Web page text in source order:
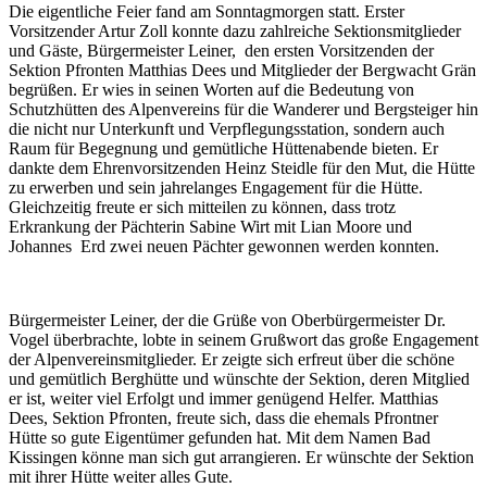
Die eigentliche Feier fand am Sonntagmorgen statt. Erster
Vorsitzender Artur Zoll konnte dazu zahlreiche Sektionsmitglieder
und Gäste, Bürgermeister Leiner, den ersten Vorsitzenden der
Sektion Pfronten Matthias Dees und Mitglieder der Bergwacht Grän
begrüßen. Er wies in seinen Worten auf die Bedeutung von
Schutzhütten des Alpenvereins für die Wanderer und Bergsteiger hin
die nicht nur Unterkunft und Verpflegungsstation, sondern auch
Raum für Begegnung und gemütliche Hüttenabende bieten. Er
dankte dem Ehrenvorsitzenden Heinz Steidle für den Mut, die Hütte
zu erwerben und sein jahrelanges Engagement für die Hütte.
Gleichzeitig freute er sich mitteilen zu können, dass trotz
Erkrankung der Pächterin Sabine Wirt mit Lian Moore und
Johannes Erd zwei neuen Pächter gewonnen werden konnten.
Bürgermeister Leiner, der die Grüße von Oberbürgermeister Dr.
Vogel überbrachte, lobte in seinem Grußwort das große Engagement
der Alpenvereinsmitglieder. Er zeigte sich erfreut über die schöne
und gemütlich Berghütte und wünschte der Sektion, deren Mitglied
er ist, weiter viel Erfolgt und immer genügend Helfer. Matthias
Dees, Sektion Pfronten, freute sich, dass die ehemals Pfrontner
Hütte so gute Eigentümer gefunden hat. Mit dem Namen Bad
Kissingen könne man sich gut arrangieren. Er wünschte der Sektion
mit ihrer Hütte weiter alles Gute.